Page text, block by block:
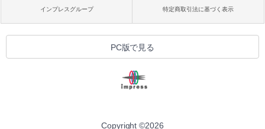
インプレスグループ 特定商取引法に基づく表示
PC版で見る
Copyright ©2026